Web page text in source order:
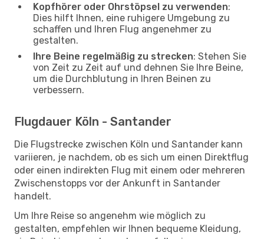
Kopfhörer oder Ohrstöpsel zu verwenden:
Dies hilft Ihnen, eine ruhigere Umgebung zu
schaffen und Ihren Flug angenehmer zu
gestalten.
Ihre Beine regelmäßig zu strecken: Stehen Sie
von Zeit zu Zeit auf und dehnen Sie Ihre Beine,
um die Durchblutung in Ihren Beinen zu
verbessern.
Flugdauer Köln - Santander
Die Flugstrecke zwischen Köln und Santander kann
variieren, je nachdem, ob es sich um einen Direktflug
oder einen indirekten Flug mit einem oder mehreren
Zwischenstopps vor der Ankunft in Santander
handelt.
Um Ihre Reise so angenehm wie möglich zu
gestalten, empfehlen wir Ihnen bequeme Kleidung,